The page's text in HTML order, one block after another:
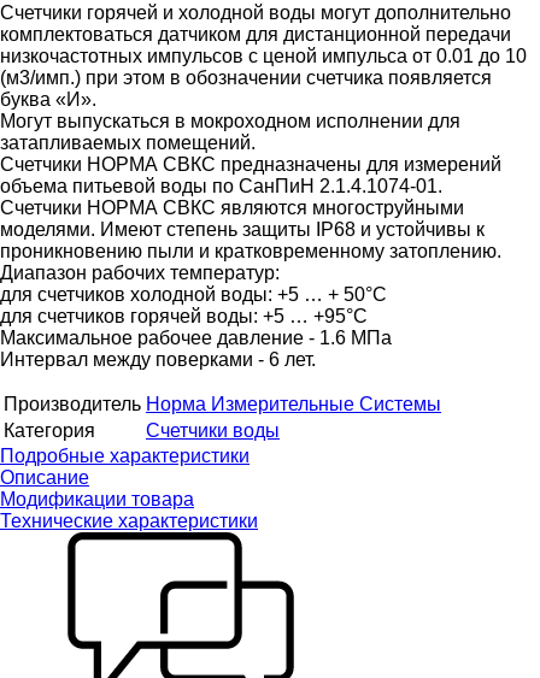
Счетчики горячей и холодной воды могут дополнительно
комплектоваться датчиком для дистанционной передачи
низкочастотных импульсов с ценой импульса от 0.01 до 10
(м3/имп.) при этом в обозначении счетчика появляется
буква «И».
Могут выпускаться в мокроходном исполнении для
затапливаемых помещений.
Счетчики НОРМА СВКС предназначены для измерений
объема питьевой воды по СанПиН 2.1.4.1074-01.
Счетчики НОРМА СВКС являются многоструйными
моделями. Имеют степень защиты IP68 и устойчивы к
проникновению пыли и кратковременному затоплению.
Диапазон рабочих температур:
для счетчиков холодной воды: +5 … + 50°C
для счетчиков горячей воды: +5 … +95°C
Максимальное рабочее давление - 1.6 МПа
Интервал между поверками - 6 лет.
Производитель Норма Измерительные Системы
Категория
Счетчики воды
Подробные характеристики
Описание
Модификации товара
Технические характеристики